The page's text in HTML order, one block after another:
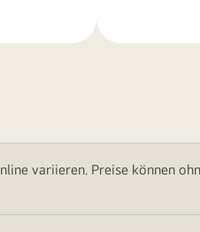
variieren. Preise können